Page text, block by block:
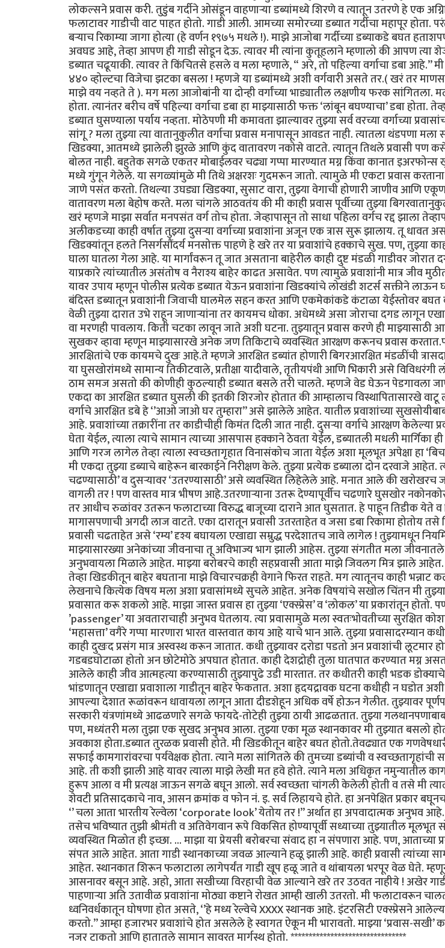
लोकल्सने प्रवास करी. तुडुंब गर्दीने ओसंडून वाहणाऱ्या डब्यांमध्ये शिरणे व त्यातून उतरणे हे एक
फलाटावर गाडीची वाट पाहत होतो. गाडी आली. आमच्या समोरच्या डब्यात गर्दीचा महापूर होता.
बऱ्याच रिकाम्या जागा होत्या (हे वर्णन १९७५ मधले !). माझे आजोबा गर्दीच्या डब्याकडे बघत
अवघड आहे, तेव्हा आपण ही गाडी सोडून देऊ. त्यावर मी त्यांना कुतूहलाने म्हणालो की आपण त्या
डब्यात चढूयाकी. त्यावर ते किंचितसे हसले व मला म्हणाले, “ अरे, तो पहिल्या वर्गाचा डबा आहे.’’
४४० व्होल्टचा विजेचा झटका बसला ! म्हणजे या डब्यांमध्ये अशी वर्गवारी असते तर.( खरं तर
माझे वय नव्हते ते ). मग मला आजोबांनी या दोन्ही वर्गांच्या भाड्यातील लक्षणीय फरक सांगितला.
होता. त्यानंतर बरीच वर्षे पहिल्या वर्गाचा डबा हा माझ्यासाठी फक्त ‘लांबून बघण्याचा’ डबा होता.
डब्यात घुसण्याला पर्याय नव्हता. मोठेपणी मी कमावता झाल्यावर तुझ्या सर्व वरच्या वर्गाच्या
सांगू ? मला तुझ्या त्या वातानुकुलीत वर्गाचा प्रवास मनापासून आवडत नाही. त्यातला थंडपणा
खिडक्या, आतमध्ये झालेली झुरळे आणि कुंद वातावरण नकोसे वाटते. त्यातून तिथले प्रवासी पण
बोलत नाही. बहुतेक सगळे एकतर मोबाईलवर चढ्या गप्पा मारण्यात मग्न किंवा कानात इअरफोन्स
मध्ये गुंगून गेलेले. या सगळ्यांमुळे मी तिथे अक्षरशः गुदमरून जातो. त्यामुळे मी एकटा प्रवास करताना
जाणे पसंत करतो. तिथल्या उघड्या खिडक्या, सुसाट वारा, तुझ्या वेगाची होणारी जाणीव आणि
वातावरण मला बेहोष करते. मला चांगले आठवतंय की मी काही प्रवास पूर्वीच्या तुझ्या
खरं म्हणजे माझा सर्वात मनपसंत वर्ग तोच होता. जेव्हापासून तो साधा पहिला वर्गच रद्द झाला
अलीकडच्या काही वर्षात तुझ्या दुसऱ्या वर्गाच्या प्रवाशांना अजून एक त्रास सुरू झालाय. तू धावत
खिडक्यांतून हलते निसर्गसौंदर्य मनसोक्त पाहणे हे खरे तर या प्रवाशांचे हक्काचे सुख. पण, तुझ्या
घाला घातला गेला आहे. या मार्गांवरून तू जात असताना बाहेरील काही दुष्ट मंडळी गाडीवर
याप्रकारे त्यांच्यातील असंतोष व नैराश्य बाहेर काढत असावेत. पण त्यामुळे प्रवाशांनी मात्र जीव
यावर उपाय म्हणून पोलीस प्रत्येक डब्यात येऊन प्रवाशांना खिडक्यांचे लोखंडी शटर्स सक्तीने
बंदिस्त डब्यातून प्रवाशांनी जिवाची घालमेल सहन करत आणि एकमेकांकडे कंटाळा येईस्तोवर बघत
वेळी तुझ्या दारात उभे राहून जाणाऱ्यांना तर कायमच धोका. अधेमध्ये असा जोराचा दगड लागून
वा मरणही पावलाय. किती चटका लावून जाते अशी घटना. तुझ्यातून प्रवास करणे ही
सुखकर व्हावा म्हणून माझ्यासारखे अनेक जण तिकिटाचे व्यवस्थित आरक्षण करूनच प्रवास
आरक्षितांचे एक कायमचे दुखः आहे.ते म्हणजे आरक्षित डब्यांत होणारी बिगरआरक्षित मंडळींची
या घुसखोरांमध्ये सामान्य तिकीटवाले, प्रतीक्षा यादीवाले, तृतीयपंथी आणि भिकारी असे
ठाम समज असतो की कोणीही कुठल्याही डब्यात बसले तरी चालते. म्हणजे वेड घेऊन पेडगावला
एकदा का आरक्षित डब्यात घुसली की इतकी शिरजोर होतात की आम्हालाच विस्थापितासारखे
वर्गाचे आरक्षित डबे हे ‘’आओ जाओ घर तुम्हारा’’ असे झालेले आहेत. यातील प्रवाशांच्या
आहे. प्रवाशांच्या तक्रारींना तर काडीचीही किमंत दिली जात नाही. दुसऱ्या वर्गाचे आरक्षण केलेल्या
घेता येईल, त्याला त्याचे सामान त्याच्या आसपास हक्काने ठेवता येईल, डब्यातली मधली मार्गिका
आणि गरज लागेल तेव्हा त्याला स्वच्छतागृहात विनासंकोच जाता येईल अशा मूलभूत अपेक्षा हा
मी एकदा तुझ्या डब्याचे बाहेरून बारकाईने निरीक्षण केले. तुझ्या प्रत्येक डब्याला दोन दरवाजे आहेत.
चढण्यासाठी’ व दुसऱ्यावर ‘उतरण्यासाठी’ असे व्यवस्थित लिहेलेले आहे. मनात आले की खरोखरच
वागली तर ! पण वास्तव मात्र भीषण आहे.उतरणाऱ्याना उतरू देण्यापूर्वीच चढणारे घुसखोर
तर आधीच रुळांवर उतरून फलाटाच्या विरुद्ध बाजूच्या दाराने आत घुसतात. हे पाहून तिडीक येते व
मागासपणाची अगदी लाज वाटते. एका दारातून प्रवासी उतरताहेत व जसा डबा रिकामा होतोय तसे
प्रवासी चढताहेत असे ‘रम्य’ दृश्य बघायला एखाद्या सम्रुद्ध परदेशातच जावे लागेल ! तुझ्यामधून
माझ्यासारख्या अनेकांच्या जीवनाचा तू अविभाज्य भाग झाली आहेस. तुझ्या संगतीत मला
अनुभवायला मिळाले आहेत. माझ्या बरोबरचे काही सहप्रवासी आता माझे जिवलग मित्र झाले
तेव्हा खिडकीतून बाहेर बघताना माझे विचारचक्रही वेगाने फिरत राहते. मग त्यातूनच काही भन्नाट
लेखनाचे कित्येक विषय मला अशा प्रवासांमध्ये सुचले आहेत. अनेक विषयांचे सखोल चिंतन मी तुझ्या
प्रवासात करू शकलो आहे. माझा जास्त प्रवास हा तुझ्या ‘एक्स्प्रेस’ व ‘लोकल’ या प्रकारांतून
’passenger’ या अवताराचाही अनुभव घेतलाय. त्या प्रवासामुळे मला स्वतःभोवतीच्या सुरक्षित
‘महासत्ता’ वगैरे गप्पा मारणारा भारत वास्तवात काय आहे याचे भान आले. तुझ्या प्रवासादरम्यान
काही दुखःद प्रसंग मात्र अस्वस्थ करून जातात. कधी तुझ्यावर दरोडा पडतो अन प्रवाशांची लूटमार
गडबडघोटाळा होतो अन छोटेमोठे अपघात होतात. काही देशद्रोही तुला घातपात करण्यात मग्न
आलेले काही जीव आत्महत्या करण्यासाठी तुझ्यापुढे उडी मारतात. तर कधीतरी काही भडक
भांडणातून एखाद्या प्रवाशाला गाडीतून बाहेर फेकतात. अशा हृदयद्रावक घटना कधीही न घडोत
आपल्या देशात रूळांवरून धावायला लागून आता दीडशेहून अधिक वर्षे होऊन गेलीत. तुझ्यावर
सरकारी यंत्रणांमध्ये आढळणारे सगळे फायदे-तोटेही तुझ्या ठायी आढळतात. तुझ्या
पण, मध्यंतरी मला तुझा एक सुखद अनुभव आला. तुझ्या एका मूळ स्थानकावर मी तुझ्यात बसलो
अवकाश होता.डब्यात तुरळक प्रवासी होते. मी खिडकीतून बाहेर बघत होतो.तेवढ्यात एक
सफाई कामगारांवरचा पर्यवेक्षक होता. त्याने मला सांगितले की तुमच्या डब्यांची व
आहे. ती कशी झाली आहे यावर त्याला माझे लेखी मत हवे होते. त्याने मला अधिकृत नमुन्यातील
हुरूप आला व मी प्रत्यक्ष जाऊन सगळे बघून आलो. सर्व स्वच्छता चांगली केलेली होती व तसे मी
शेवटी प्रतिसादकाचे नाव, आसन क्रमांक व फोन नं. इ. सर्व लिहायचे होते. हा अनपेक्षित प्रकार
‘’ चला आता भारतीय रेल्वेला ‘corporate look’ येतोय तर !” अर्थात हा अपवादात्मक अनुभव आहे.
तसेच भविष्यात तुझी श्रीमंती व अतिवेगवान रूपे विकसित होण्यापूर्वी सध्याच्या तुझ्यातील मूलभूत
व्यवस्थित मिळोत ही इच्छा. ... माझा या प्रेयसी बरोबरचा संवाद हा न संपणारा आहे. पण, आताच्या
संपत आले आहेत. आता गाडी स्थानकाच्या जवळ आल्याने हळू झाली आहे. काही प्रवासी त्यांच्या
आहेत. स्थानकात शिरून फलाटाला लागेपर्यंत गाडी खूप हळू जाते व थांबायला भरपूर वेळ घेते.
आसनावर बसून आहे. अहो, आता सखीच्या विरहाची वेळ आल्याने खरे तर उठवत नाहीये ! अखेर
पाहणाऱ्या अति उतावीळ प्रवाशांना मोठ्या कष्टाने रोखत आम्ही खाली उतरतो. मी फलाटावरून
ध्वनिवर्धकातून घोषणा होत असते, ‘’हे मध्य रेल्वेचे XXXX स्थानक आहे. इंटरसिटी एक्स्प्रेसने
करतो.’’ आम्हा हजारभर प्रवाशांचे होत असलेले हे स्वागत ऐकून मी भारावतो. माझ्या ‘प्रवास-सखी’
नजर टाकतो आणि हातातले सामान सावरत मार्गस्थ होतो. ********************************